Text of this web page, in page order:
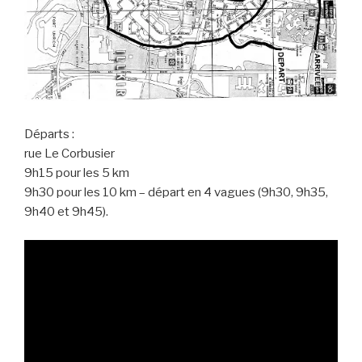
Départs :
rue Le Corbusier
9h15 pour les 5 km
9h30 pour les 10 km – départ en 4 vagues (9h30, 9h35,
9h40 et 9h45).